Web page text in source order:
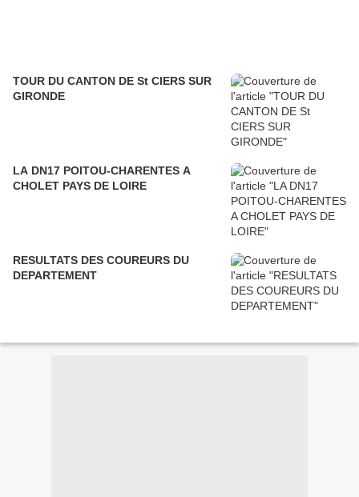
TOUR DU CANTON DE St CIERS SUR
GIRONDE
LA DN17 POITOU-CHARENTES A
CHOLET PAYS DE LOIRE
RESULTATS DES COUREURS DU
DEPARTEMENT